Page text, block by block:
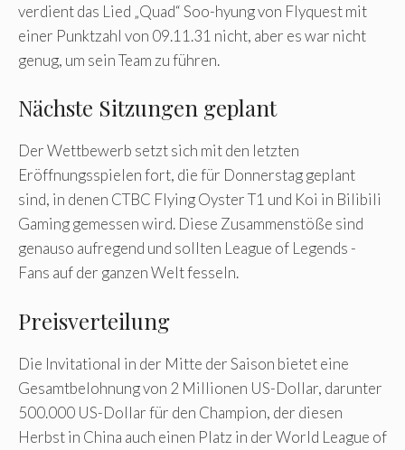
verdient das Lied „Quad“ Soo-hyung von Flyquest mit
einer Punktzahl von 09.11.31 nicht, aber es war nicht
genug, um sein Team zu führen.
Nächste Sitzungen geplant
Der Wettbewerb setzt sich mit den letzten
Eröffnungsspielen fort, die für Donnerstag geplant
sind, in denen CTBC Flying Oyster T1 und Koi in Bilibili
Gaming gemessen wird. Diese Zusammenstöße sind
genauso aufregend und sollten League of Legends -
Fans auf der ganzen Welt fesseln.
Preisverteilung
Die Invitational in der Mitte der Saison bietet eine
Gesamtbelohnung von 2 Millionen US-Dollar, darunter
500.000 US-Dollar für den Champion, der diesen
Herbst in China auch einen Platz in der World League of